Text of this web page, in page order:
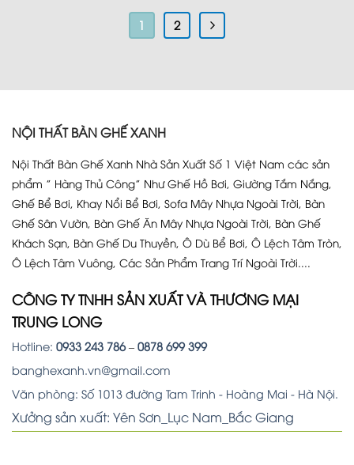
1 2
NỘI THẤT BÀN GHẾ XANH
Nội Thất Bàn Ghế Xanh Nhà Sản Xuất Số 1 Việt Nam các sản
phẩm ” Hàng Thủ Công” Như Ghế Hồ Bơi, Giường Tắm Nắng,
Ghế Bể Bơi, Khay Nổi Bể Bơi, Sofa Mây Nhựa Ngoài Trời, Bàn
Ghế Sân Vườn, Bàn Ghế Ăn Mây Nhựa Ngoài Trời, Bàn Ghế
Khách Sạn, Bàn Ghế Du Thuyền, Ô Dù Bể Bơi, Ô Lệch Tâm Tròn,
Ô Lệch Tâm Vuông, Các Sản Phẩm Trang Trí Ngoài Trời....
CÔNG TY TNHH SẢN XUẤT VÀ THƯƠNG MẠI
TRUNG LONG
Hotline: 0933 243 786– 0878 699 399
banghexanh.vn@gmail.com
Văn phòng: Số 1013 đường Tam Trinh - Hoàng Mai - Hà Nội.
Xưởng sản xuất: Yên Sơn_Lục Nam_Bắc Giang